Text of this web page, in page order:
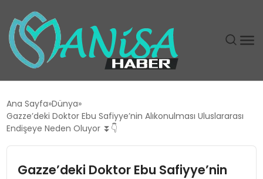
EĞITIM
Ana Sayfa Dünya
Gazze’deki Doktor Ebu Safiyye’nin Alıkonulması Uluslararası
Endişeye Neden Oluyor ⏬👇
Gazze’deki Doktor Ebu Safiyye’nin